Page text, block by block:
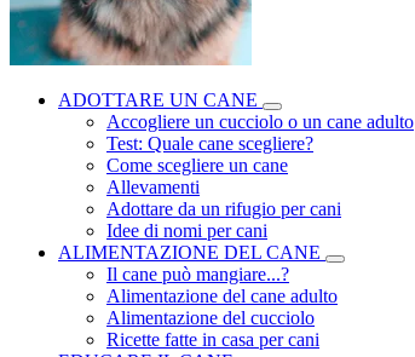
ADOTTARE UN CANE
Accogliere un cucciolo o un cane adulto
Test: Quale cane scegliere?
Come scegliere un cane
Allevamenti
Adottare da un rifugio per cani
Idee di nomi per cani
ALIMENTAZIONE DEL CANE
Il cane può mangiare...?
Alimentazione del cane adulto
Alimentazione del cucciolo
Ricette fatte in casa per cani